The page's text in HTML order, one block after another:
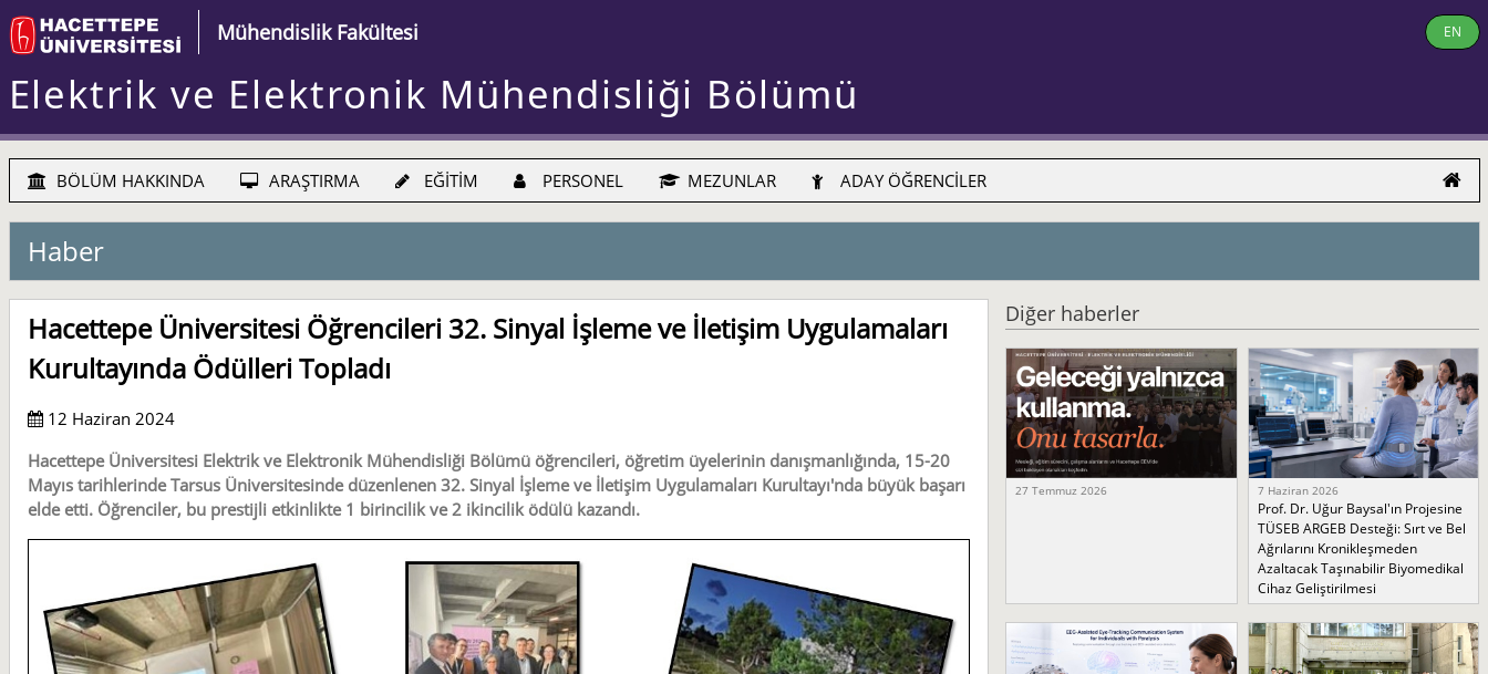
Mühendislik Fakültesi EN
Elektrik ve Elektronik Mühendisliği Bölümü
BÖLÜM HAKKINDA ARAŞTIRMA EĞİTİM PERSONEL MEZUNLAR ADAY ÖĞRENCİLER
Haber
Hacettepe Üniversitesi Öğrencileri 32. Sinyal İşleme ve İletişim Uygulamaları
Kurultayında Ödülleri Topladı
12 Haziran 2024
Hacettepe Üniversitesi Elektrik ve Elektronik Mühendisliği Bölümü öğrencileri, öğretim üyelerinin danışmanlığında, 15-20
Mayıs tarihlerinde Tarsus Üniversitesinde düzenlenen 32. Sinyal İşleme ve İletişim Uygulamaları Kurultayı'nda büyük başarı
elde etti. Öğrenciler, bu prestijli etkinlikte 1 birincilik ve 2 ikincilik ödülü kazandı.
Diğer haberler
27 Temmuz 2026 7 Haziran 2026
Prof. Dr. Uğur Baysal'ın Projesine
TÜSEB ARGEB Desteği: Sırt ve Bel
Ağrılarını Kronikleşmeden
Azaltacak Taşınabilir Biyomedikal
Cihaz Geliştirilmesi